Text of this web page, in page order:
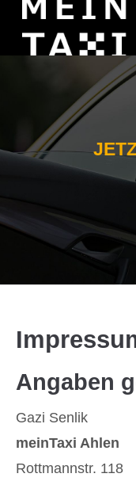
Angaben
Gazi Senlik
meinTaxi Ahlen
Rottmannstr. 118